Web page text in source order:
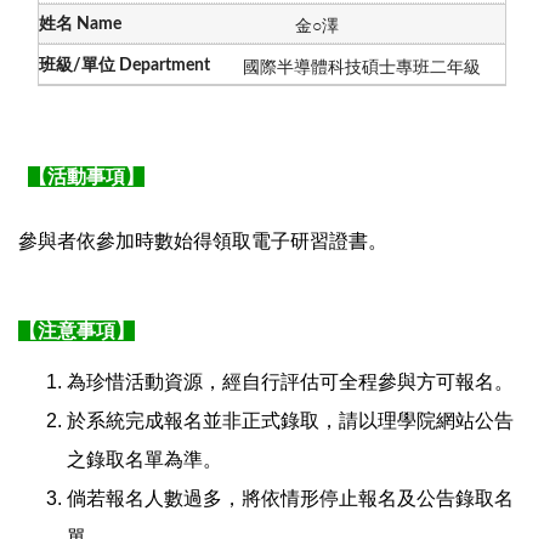
金○澤
國際半導體科技碩士專班二年級
【活動事項】
參與者依參加時數始得領取電子研習證書。
【注意事項】
為珍惜活動資源，經自行評估可全程參與方可報名。
於系統完成報名並非正式錄取，請以理學院網站公告
之錄取名單為準。
倘若報名人數過多，將依情形停止報名及公告錄取名